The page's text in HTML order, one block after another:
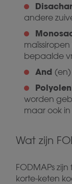
andere
bepaalde
And (en)
Polyolen
worden
maar ook
Wat zijn
FODMAPs
korte-keten